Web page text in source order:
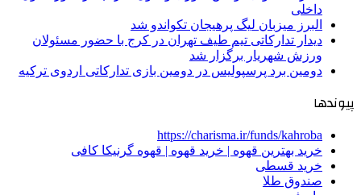
داخلی
البرز میزبان لیگ پرهیجان تکواندو شد
دیدار تدارکاتی تیم طیف تهران در کرج با حضور مسئولان
ورزش شهریار برگزار شد
دومین برد پرسپولیس در دومین بازی تدارکاتی اردوی ترکیه
پیوندها
https://charisma.ir/funds/kahroba
خرید بهترین قهوه | خرید قهوه | قهوه گرنیکا کافی
خرید قسطی
صندوق طلا